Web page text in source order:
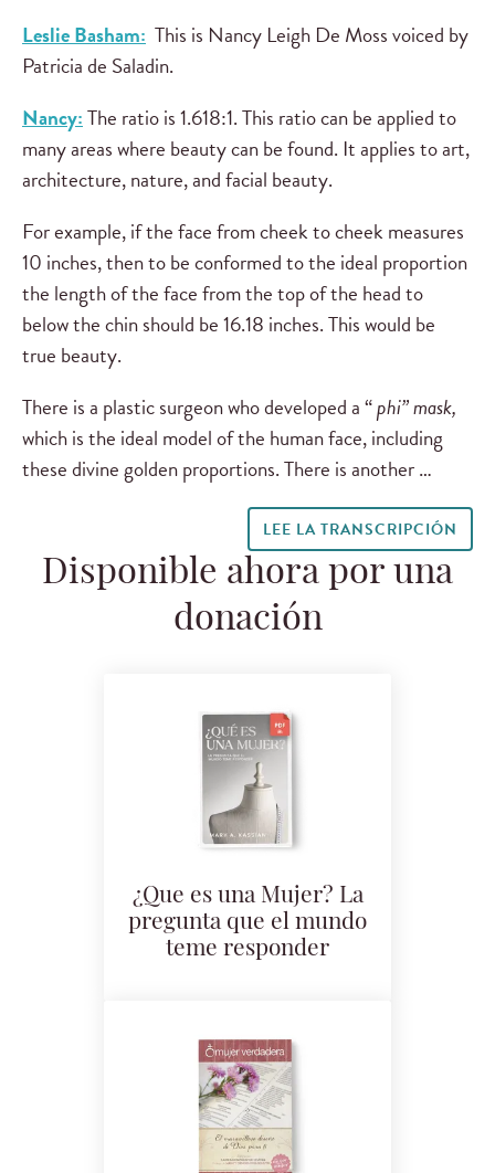
Leslie Basham: This is Nancy Leigh De Moss voiced by
Patricia de Saladin.
Nancy:The ratio is 1.618:1. This ratio can be applied to
many areas where beauty can be found. It applies to art,
architecture, nature, and facial beauty.
For example, if the face from cheek to cheek measures
10 inches, then to be conformed to the ideal proportion
the length of the face from the top of the head to
below the chin should be 16.18 inches. This would be
true beauty.
There is a plastic surgeon who developed a “phi” mask,
which is the ideal model of the human face, including
these divine golden proportions. There is another …
LEE LA TRANSCRIPCIÓN
Disponible ahora por una
donación
¿Que es una Mujer? La
pregunta que el mundo
teme responder